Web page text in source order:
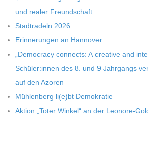
und rea­ler Freundschaft
Stadt­ra­deln 2026
Erin­ne­run­gen an Hannover
„Demo­cracy con­nects: A crea­tive and
Schüler:innen des 8. und 9 Jahr­gangs
auf den Azoren
Müh­len­berg li(e)bt Demokratie
Aktion „Toter Win­kel“ an der Leonore-